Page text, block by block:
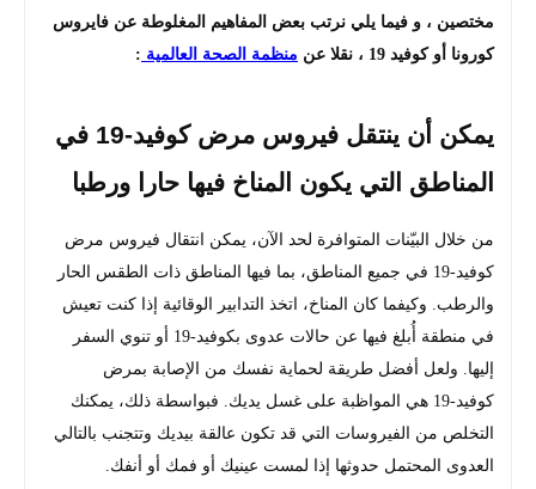
مختصين ، و فيما يلي نرتب بعض المفاهيم المغلوطة عن فايروس
كورونا أو كوفيد 19 ، نقلا عن
منظمة الصحة العالمية :
يمكن أن ينتقل فيروس مرض كوفيد-19 في
المناطق التي يكون المناخ فيها حارا ‏ورطبا
من خلال البيّنات المتوافرة لحد الآن، يمكن انتقال فيروس مرض
كوفيد-19 في ‏جميع المناطق، بما فيها المناطق ذات الطقس الحار
والرطب. وكيفما كان ‏المناخ، اتخذ التدابير الوقائية إذا كنت تعيش
في منطقة أُبلغ فيها عن حالات ‏عدوى بكوفيد-19 أو تنوي السفر
إليها. ولعل أفضل طريقة لحماية نفسك من ‏الإصابة بمرض
كوفيد-19 هي المواظبة على غسل يديك. فبواسطة ذلك، يمكنك
‏التخلص من الفيروسات التي قد تكون عالقة بيديك وتتجنب بالتالي
العدوى ‏المحتمل حدوثها إذا لمست عينيك أو فمك أو أنفك.‏